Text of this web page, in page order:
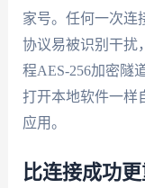
家号。任何一次连
协议易被识别干扰
程AES-256加密隧
打开本地软件一样
应用。
比连接成功